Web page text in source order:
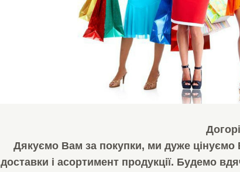
Дякуємо Вам за покупки, ми дуже
доставки і асортимент продукції. Будемо